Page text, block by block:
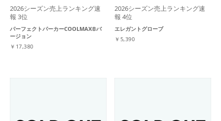
2026シーズン売上ランキング速
報 3位
パーフェクトパーカーCOOLMAX®バ
ージョン
￥17,380
2026シーズン売上ランキング速
報 4位
エレガントグローブ
￥5,390